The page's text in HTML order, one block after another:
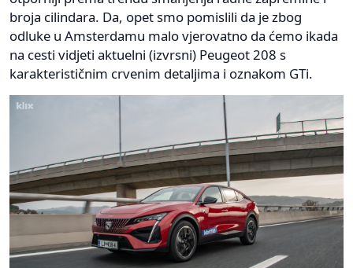
broja cilindara. Da, opet smo pomislili da je zbog
odluke u Amsterdamu malo vjerovatno da ćemo ikada
na cesti vidjeti aktuelni (izvrsni) Peugeot 208 s
karakterističnim crvenim detaljima i oznakom GTi.